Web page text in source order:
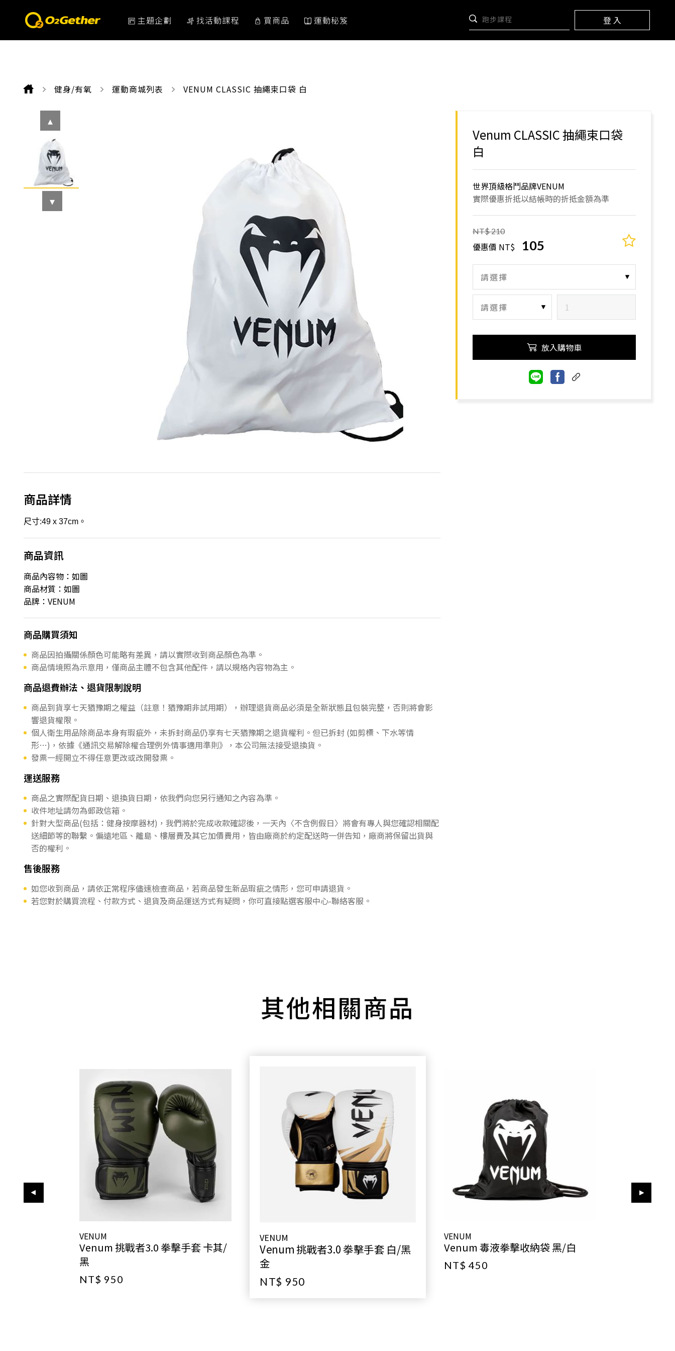
主題企劃 找活動課程 買商品 運動秘笈 登 入
健身/有氧 運動商城列表 CURRENT:
VENUM CLASSIC 抽繩束口袋 白
商品詳情
尺寸:49 x 37cm。
商品資訊
商品內容物：如圖
商品材質：如圖
品牌：VENUM
商品購買須知
商品因拍攝關係顏色可能略有差異，請以實際收到商品顏色為準。
商品情境照為示意用，僅商品主體不包含其他配件，請以規格內容物為主。
商品退費辦法、退貨限制說明
商品到貨享七天猶豫期之權益（註意！猶豫期非試用期），辦理退貨商品必須是全新狀態且包裝完整，否則將會影
響退貨權限。
個人衛生用品除商品本身有瑕疵外，未拆封商品仍享有七天猶豫期之退貨權利。但已拆封 (如剪標、下水等情
形…)，依據《通訊交易解除權合理例外情事適用準則》，本公司無法接受退換貨。
發票一經開立不得任意更改或改開發票。
運送服務
商品之實際配貨日期、退換貨日期，依我們向您另行通知之內容為準。
收件地址請勿為郵政信箱。
針對大型商品(包括：健身按摩器材)，我們將於完成收款確認後，一天內〈不含例假日〉將會有專人與您確認相關配
送細節等的聯繫。偏遠地區、離島、樓層費及其它加價費用，皆由廠商於約定配送時一併告知，廠商將保留出貨與
否的權利。
售後服務
如您收到商品，請依正常程序儘速檢查商品，若商品發生新品瑕疵之情形，您可申請退貨。
若您對於購買流程、付款方式、退貨及商品運送方式有疑問，你可直接點選客服中心-聯絡客服。
Venum CLASSIC 抽繩束口袋
白
世界頂級格鬥品牌VENUM
實際優惠折抵以結帳時的折抵金額為準
NT$ 210
優惠價 NT$ 105
放入購物車
其他相關商品
VENUM
Venum 挑戰者3.0 拳擊手套 卡其/
黑
NT$ 950
VENUM
Venum 挑戰者3.0 拳擊手套 白/黑
金
NT$ 950
VENUM
Venum 毒液拳擊收納袋 黑/白
NT$ 450